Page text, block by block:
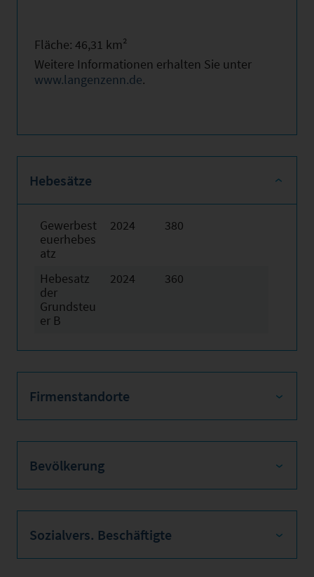
Fläche: 46,31 km²
Weitere Informationen erhalten Sie unter
www.langenzenn.de.
Hebesätze
Gewerbest
euerhebes
atz
2024 380
Hebesatz
der
Grundsteu
er B
2024 360
Firmenstandorte
Bevölkerung
Sozialvers. Beschäftigte